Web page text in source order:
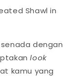
Shawl in
dengan
look
kamu yang